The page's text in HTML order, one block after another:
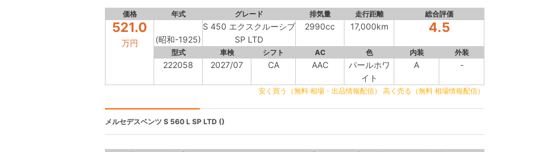
価格 年式 グレード 排気量 走行距離 総合評価
521.0
万円 (昭和-1925)
S 450 エクスクルーシブ
SP LTD
2990cc 17,000km 4.5
型式 車検 シフト AC 色 内装 外装
222058 2027/07 CA AAC
パールホワ
イト
A -
安く買う（無料 相場・出品情報配信） 高く売る（無料 相場情報配信）
メルセデスベンツ S 560 L SP LTD ()